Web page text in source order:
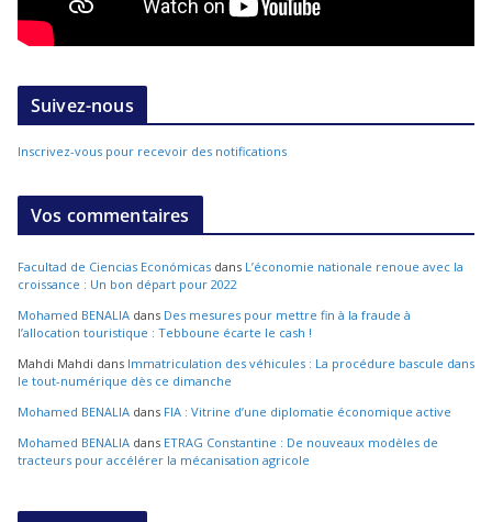
Suivez-nous
Inscrivez-vous pour recevoir des notifications
Vos commentaires
Facultad de Ciencias Económicas dans L’économie nationale renoue avec la
croissance : Un bon départ pour 2022
Mohamed BENALIA dans Des mesures pour mettre fin à la fraude à
l’allocation touristique : Tebboune écarte le cash !
Mahdi Mahdi dans Immatriculation des véhicules : La procédure bascule dans
le tout-numérique dès ce dimanche
Mohamed BENALIA dans FIA : Vitrine d’une diplomatie économique active
Mohamed BENALIA dans ETRAG Constantine : De nouveaux modèles de
tracteurs pour accélérer la mécanisation agricole